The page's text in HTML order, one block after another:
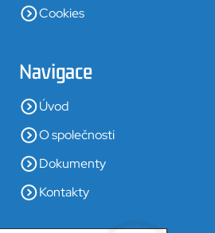
Cookies
Navigace
Úvod
O společnosti
Dokumenty
Kontakty